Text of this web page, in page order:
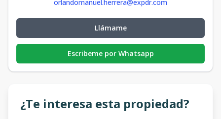
orlandomanuel.herrera@expdr.com
Llámame
Escribeme por Whatsapp
¿Te interesa esta propiedad?